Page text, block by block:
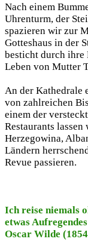
Nach einem
Uhrenturm, der
spazieren wir zur
Gotteshaus in der
besticht durch ihre
Leben von Mutter
An der Kathedrale
von zahlreichen
einem der
Restaurants
Herzegowina,
Ländern
Revue passieren.
Ich reise niemals
etwas
Oscar Wilde